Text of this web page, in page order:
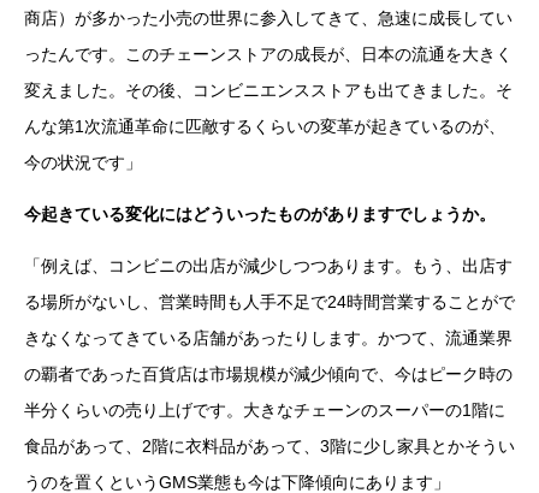
商店）が多かった小売の世界に参入してきて、急速に成長してい
ったんです。このチェーンストアの成長が、日本の流通を大きく
変えました。その後、コンビニエンスストアも出てきました。そ
んな第1次流通革命に匹敵するくらいの変革が起きているのが、
今の状況です」
今起きている変化にはどういったものがありますでしょうか。
「例えば、コンビニの出店が減少しつつあります。もう、出店す
る場所がないし、営業時間も人手不足で24時間営業することがで
きなくなってきている店舗があったりします。かつて、流通業界
の覇者であった百貨店は市場規模が減少傾向で、今はピーク時の
半分くらいの売り上げです。大きなチェーンのスーパーの1階に
食品があって、2階に衣料品があって、3階に少し家具とかそうい
うのを置くというGMS業態も今は下降傾向にあります」